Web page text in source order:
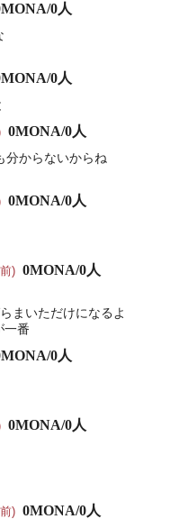
0人
0人
0MONA/0人
分からないからね
0MONA/0人
) 0MONA/0人
まいただけになるよ
一番
0人
0MONA/0人
) 0MONA/0人